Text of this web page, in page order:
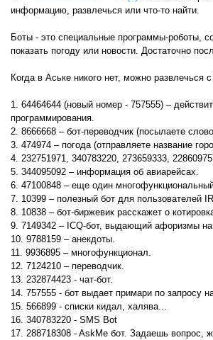
информацию, развлечься или что-то найти.
Боты - это специальные программы-роботы,
показать погоду или новости. Достаточно
Когда в Аське никого нет, можно развлечься
1. 64464644 (новый номер - 757555) –
программирования.
2. 8666668 – бот-переводчик (посылаете
3. 474974 – погода (отправляете название
4. 232751971, 340783220, 273659333,
5. 344095092 – информация об авиарейсах.
6. 47100848 – еще один
7. 10399 – полезный бот для пользователей
8. 10838 – бот-биржевик расскажет о
9. 7149342 – ICQ-бот, выдающий афоризмы
10. 9788159 – анекдоты.
11. 9936895 – многофункционал.
12. 7124210 – переводчик.
13. 232874423 - чат-бот.
14. 757555 - бот выдает примари по запросу
15. 566899 - списки кидал, халява...
16. 340783220 - SMS Bot
17. 288718308 - AskMe бот. Задаешь